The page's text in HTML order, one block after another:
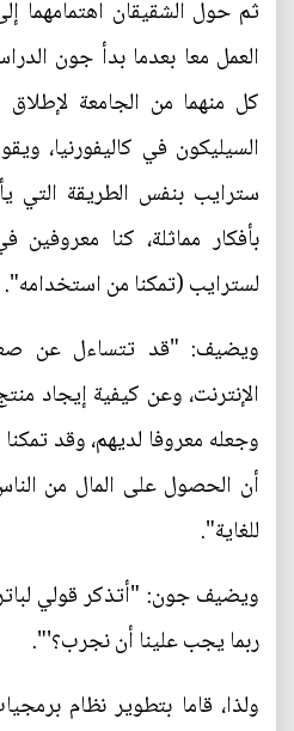
ثم حول الشقيقان اهتمامهما
العمل معا بعدما بدأ جون
كل منهما من الجامعة
السيليكون في كاليفورنيا،
سترايب بنفس الطريقة التي
بأفكار مماثلة، كنا
لسترايب (تمكنا من استخدامه".
ويضيف: "قد تتساءل عن
الإنترنت، وعن كيفية إيجاد
وجعله معروفا لديهم، وقد
أن الحصول على المال من
للغاية".
ويضيف جون: "أتذكر قولي
ربما يجب علينا أن نجرب؟'".
ولذا، قاما بتطوير نظام